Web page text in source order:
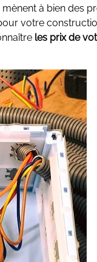
à bien des
votre
les prix de